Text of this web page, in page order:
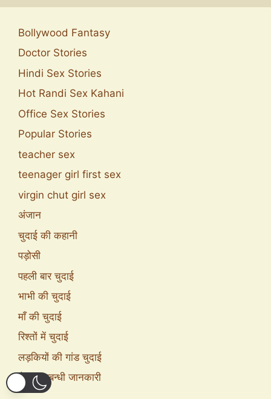
Bollywood Fantasy
Doctor Stories
Hindi Sex Stories
Hot Randi Sex Kahani
Office Sex Stories
Popular Stories
teacher sex
teenager girl first sex
virgin chut girl sex
अंजान
चुदाई की कहानी
पड़ोसी
पहली बार चुदाई
भाभी की चुदाई
माँ की चुदाई
रिश्तों में चुदाई
लड़कियों की गांड चुदाई
सेक्स सम्बन्धी जानकारी